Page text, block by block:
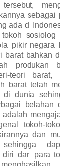
sebagai
ada di
pikir negara
barat bahkan
produkan
teori barat,
barat telah
dunia
belahan
adalah
tokoh-
dan
diri dari para